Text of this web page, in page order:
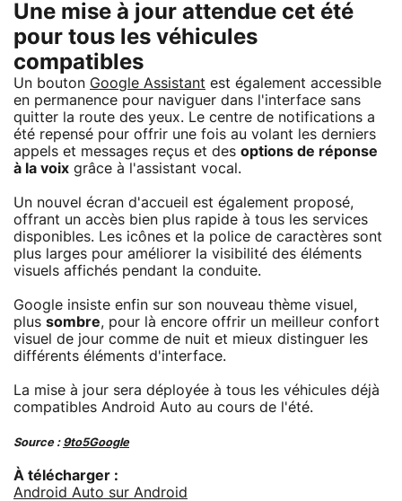
Une mise à jour attendue cet été
pour tous les véhicules
compatibles
Un bouton Google Assistant est également accessible
en permanence pour naviguer dans l'interface sans
quitter la route des yeux. Le centre de notifications a
été repensé pour offrir une fois au volant les derniers
appels et messages reçus et des options de réponse
à la voix grâce à l'assistant vocal.
Un nouvel écran d'accueil est également proposé,
offrant un accès bien plus rapide à tous les services
disponibles. Les icônes et la police de caractères sont
plus larges pour améliorer la visibilité des éléments
visuels affichés pendant la conduite.
Google insiste enfin sur son nouveau thème visuel,
plus sombre, pour là encore offrir un meilleur confort
visuel de jour comme de nuit et mieux distinguer les
différents éléments d'interface.
La mise à jour sera déployée à tous les véhicules déjà
compatibles Android Auto au cours de l'été.
Source : 9to5Google
À télécharger :
Android Auto sur Android